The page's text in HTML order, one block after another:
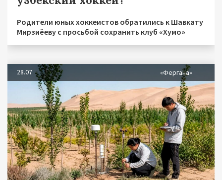
Родители юных хоккеистов обратились к Шавкату
Мирзиёеву с просьбой сохранить клуб «Хумо»
28.07 «Фергана»